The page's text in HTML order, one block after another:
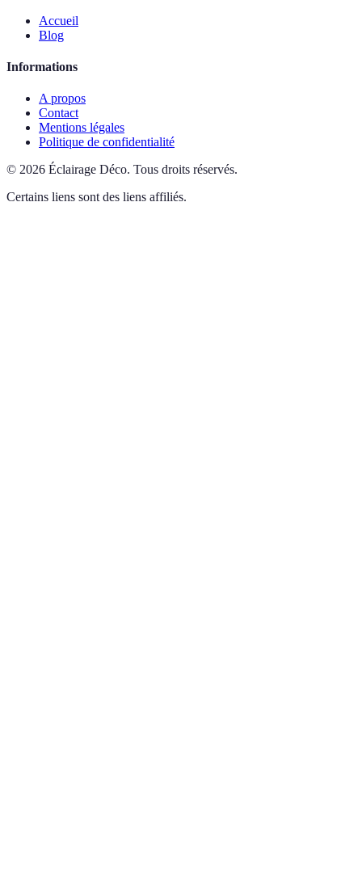
Accueil
Blog
Informations
A propos
Contact
Mentions légales
Politique de confidentialité
© 2026 Éclairage Déco. Tous droits réservés.
Certains liens sont des liens affiliés.